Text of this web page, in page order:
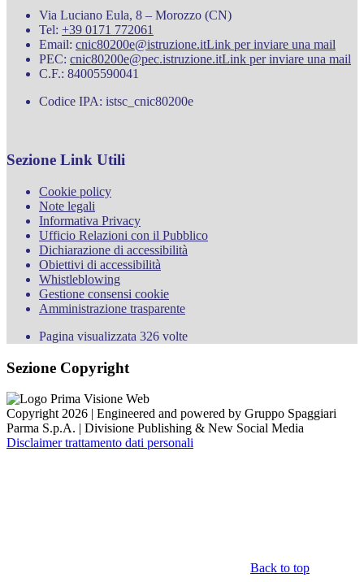
Via Luciano Eula, 8 – Morozzo (CN)
Tel: +39 0171 772061
Email: cnic80200e@istruzione.itLink per inviare una mail
PEC: cnic80200e@pec.istruzione.itLink per inviare una mail
C.F.: 84005590041
Codice IPA: istsc_cnic80200e
Sezione Link Utili
Cookie policy
Note legali
Informativa Privacy
Ufficio Relazioni con il Pubblico
Dichiarazione di accessibilità
Obiettivi di accessibilità
Whistleblowing
Gestione consensi cookie
Amministrazione trasparente
Pagina visualizzata 326 volte
Sezione Copyright
Copyright 2026 | Engineered and powered by Gruppo Spaggiari
Parma S.p.A. | Divisione Publishing & New Social Media
Disclaimer trattamento dati personali
Back to top